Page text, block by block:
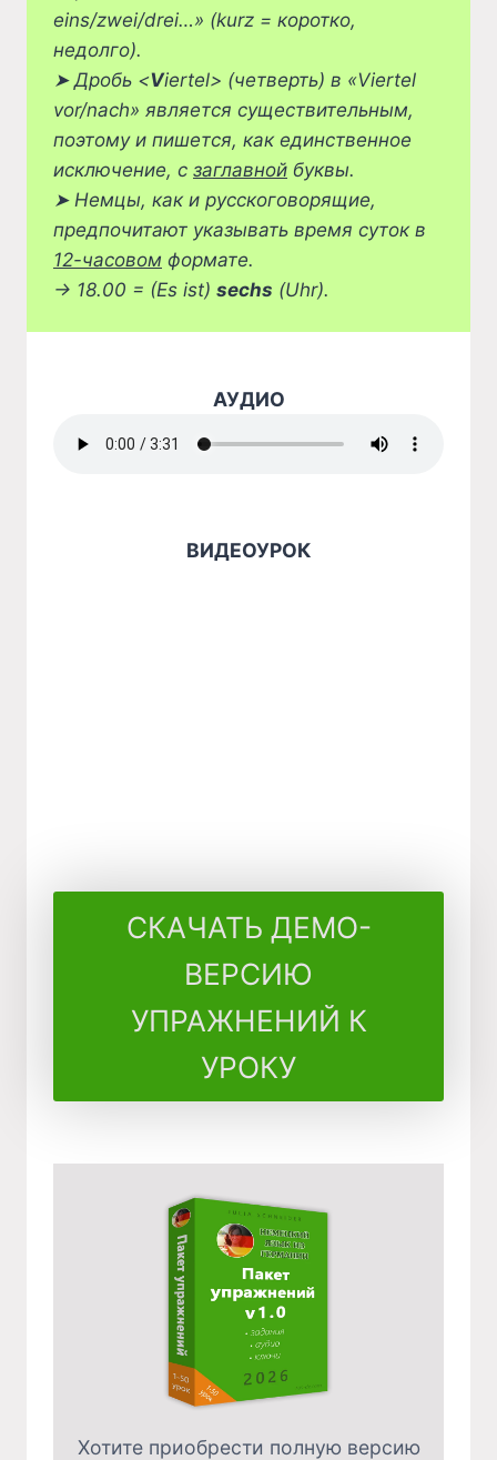
eins/zwei/drei…» (kurz = коротко,
недолго).
➤Дробь <Viertel> (четверть) в «Viertel
vor/nach» является существительным,
поэтому и пишется, как единственное
исключение, с заглавной буквы.
➤Немцы, как и русскоговорящие,
предпочитают указывать время суток в
12-часовом формате.
→ 18.00 = (Es ist) sechs (Uhr).
АУДИО
ВИДЕОУРОК
СКАЧАТЬ ДЕМО-
ВЕРСИЮ
УПРАЖНЕНИЙ К
УРОКУ
Хотите приобрести полную версию